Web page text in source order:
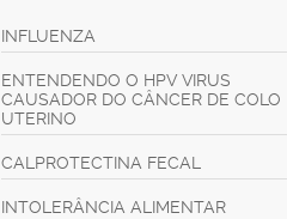
INFLUENZA
ENTENDENDO O HPV VIRUS
CAUSADOR DO CÂNCER DE COLO
UTERINO
CALPROTECTINA FECAL
INTOLERÂNCIA ALIMENTAR